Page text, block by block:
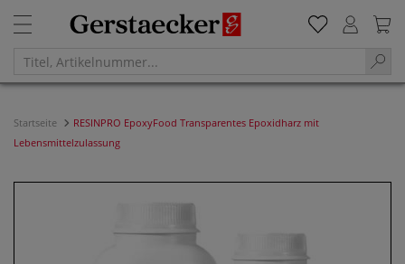
Startseite
RESINPRO EpoxyFood Transparentes Epoxidharz mit
Lebensmittelzulassung